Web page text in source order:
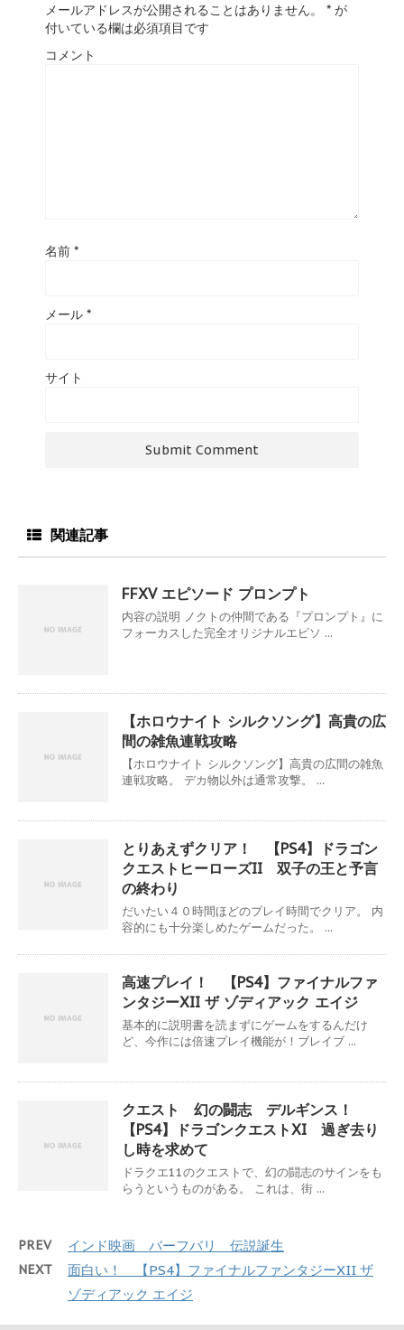
メールアドレスが公開されることはありません。 * が
付いている欄は必須項目です
コメント
名前 *
メール *
サイト
関連記事
FFXV エピソード プロンプト
内容の説明 ノクトの仲間である『プロンプト』に
フォーカスした完全オリジナルエピソ ...
【ホロウナイト シルクソング】高貴の広
間の雑魚連戦攻略
【ホロウナイト シルクソング】高貴の広間の雑魚
連戦攻略。 デカ物以外は通常攻撃。 ...
とりあえずクリア！ 【PS4】ドラゴン
クエストヒーローズII 双子の王と予言
の終わり
だいたい４０時間ほどのプレイ時間でクリア。 内
容的にも十分楽しめたゲームだった。 ...
高速プレイ！ 【PS4】ファイナルファ
ンタジーXII ザ ゾディアック エイジ
基本的に説明書を読まずにゲームをするんだけ
ど、今作には倍速プレイ機能が！ブレイブ ...
クエスト 幻の闘志 デルギンス！
【PS4】ドラゴンクエストXI 過ぎ去り
し時を求めて
ドラクエ11のクエストで、幻の闘志のサインをも
らうというものがある。 これは、街 ...
PREV インド映画 バーフバリ 伝説誕生
NEXT
面白い！ 【PS4】ファイナルファンタジーXII ザ
ゾディアック エイジ